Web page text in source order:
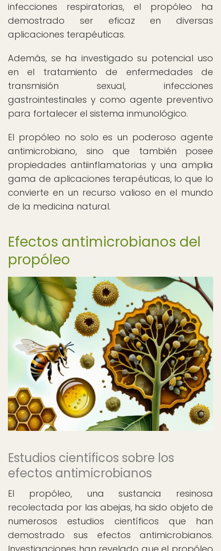
infecciones respiratorias, el propóleo ha
demostrado ser eficaz en diversas
aplicaciones terapéuticas.
Además, se ha investigado su potencial uso
en el tratamiento de enfermedades de
transmisión sexual, infecciones
gastrointestinales y como agente preventivo
para fortalecer el sistema inmunológico.
El propóleo no solo es un poderoso agente
antimicrobiano, sino que también posee
propiedades antiinflamatorias y una amplia
gama de aplicaciones terapéuticas, lo que lo
convierte en un recurso valioso en el mundo
de la medicina natural.
Efectos antimicrobianos del
propóleo
Estudios científicos sobre los
efectos antimicrobianos
El propóleo, una sustancia resinosa
recolectada por las abejas, ha sido objeto de
numerosos estudios científicos que han
demostrado sus efectos antimicrobianos.